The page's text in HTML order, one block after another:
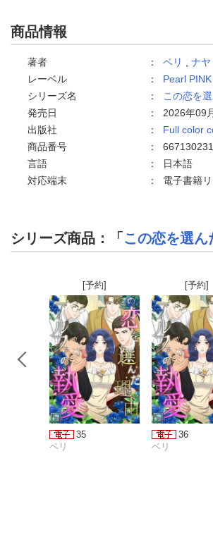
商品情報
著者 ： ベリ
ナヤ
レーベル
： Pearl PINK
シリーズ名
：
この恋を
発売日
： 2026年09
出版社
： Full color
商品番号
：
言語
：
日本語
対応端末
： 電子書籍
シリーズ商品：「 この恋を選ん
[予約]
35
ベリ
[予約]
36
ベリ